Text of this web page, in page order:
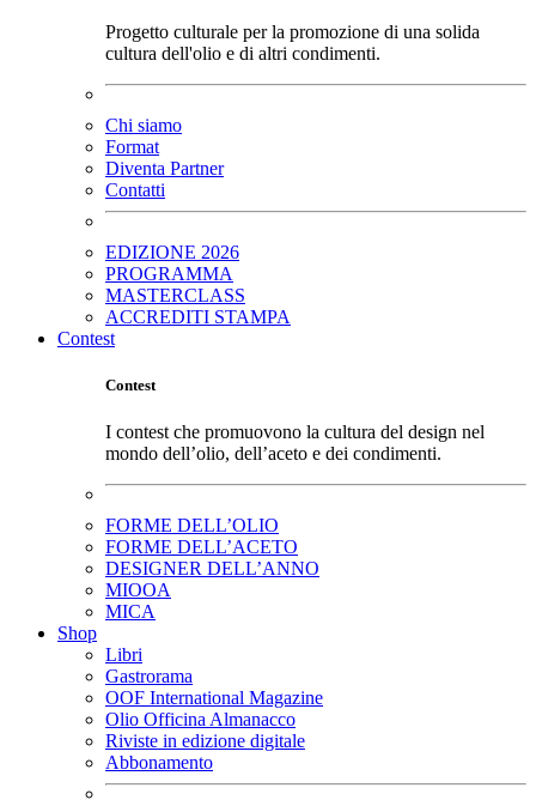
Progetto culturale per la promozione di una solida
cultura dell'olio e di altri condimenti.
Chi siamo
Format
Diventa Partner
Contatti
EDIZIONE 2026
PROGRAMMA
MASTERCLASS
ACCREDITI STAMPA
Contest
Contest
I contest che promuovono la cultura del design nel
mondo dell’olio, dell’aceto e dei condimenti.
FORME DELL’OLIO
FORME DELL’ACETO
DESIGNER DELL’ANNO
MIOOA
MICA
Shop
Libri
Gastrorama
OOF International Magazine
Olio Officina Almanacco
Riviste in edizione digitale
Abbonamento